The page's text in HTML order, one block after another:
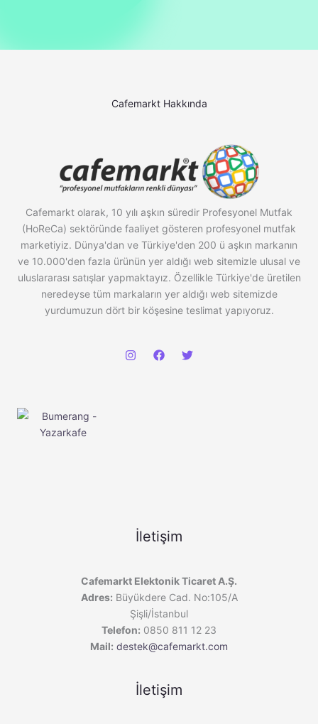
Cafemarkt Hakkında
Cafemarkt olarak, 10 yılı aşkın süredir Profesyonel Mutfak
(HoReCa) sektöründe faaliyet gösteren profesyonel mutfak
marketiyiz. Dünya'dan ve Türkiye'den 200 ü aşkın markanın
ve 10.000'den fazla ürünün yer aldığı web sitemizle ulusal ve
uluslararası satışlar yapmaktayız. Özellikle Türkiye'de üretilen
neredeyse tüm markaların yer aldığı web sitemizde
yurdumuzun dört bir köşesine teslimat yapıyoruz.
İletişim
Cafemarkt Elektonik Ticaret A.Ş.
Adres: Büyükdere Cad. No:105/A
Şişli/İstanbul
Telefon: 0850 811 12 23
Mail: destek@cafemarkt.com
İletişim